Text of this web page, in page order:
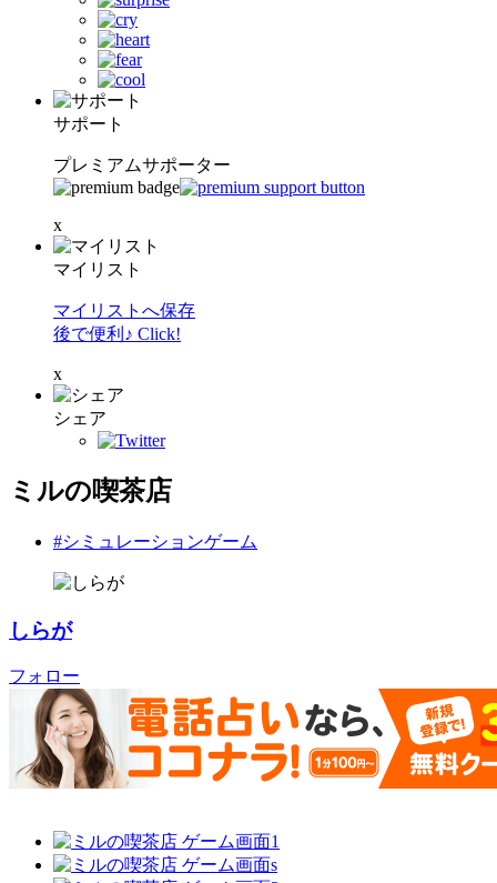
サポート
プレミアムサポーター
x
マイリスト
マイリストへ保存
後で便利♪ Click!
x
シェア
ミルの喫茶店
#シミュレーションゲーム
しらが
フォロー